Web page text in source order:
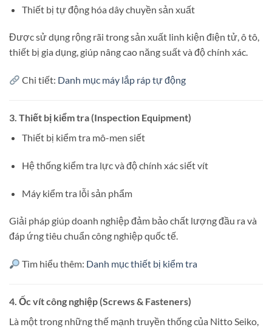
Thiết bị tự động hóa dây chuyền sản xuất
Được sử dụng rộng rãi trong sản xuất linh kiện điện tử, ô tô,
thiết bị gia dụng, giúp nâng cao năng suất và độ chính xác.
Chi tiết: Danh mục máy lắp ráp tự động
3. Thiết bị kiểm tra (Inspection Equipment)
Thiết bị kiểm tra mô-men siết
Hệ thống kiểm tra lực và độ chính xác siết vít
Máy kiểm tra lỗi sản phẩm
Giải pháp giúp doanh nghiệp đảm bảo chất lượng đầu ra và
đáp ứng tiêu chuẩn công nghiệp quốc tế.
Tìm hiểu thêm: Danh mục thiết bị kiểm tra
4. Ốc vít công nghiệp (Screws & Fasteners)
Là một trong những thế mạnh truyền thống của Nitto Seiko,